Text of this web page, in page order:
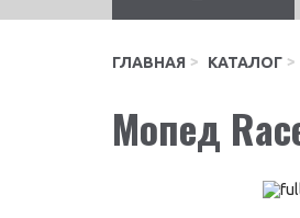
ГЛАВНАЯ КАТАЛОГ
Мопед